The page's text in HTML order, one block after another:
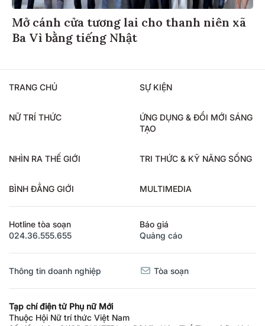
Mở cánh cửa tương lai cho thanh niên xã
Ba Vì bằng tiếng Nhật
TRANG CHỦ SỰ KIỆN
NỮ TRÍ THỨC
ỨNG DỤNG & ĐỔI MỚI SÁNG
TẠO
NHÌN RA THẾ GIỚI TRI THỨC & KỸ NĂNG SỐNG
BÌNH ĐẲNG GIỚI MULTIMEDIA
Hotline tòa soạn
024.36.555.655
Báo giá
Quảng cáo
Thông tin doanh nghiệp Tòa soạn
Tạp chí điện tử Phụ nữ Mới
Thuộc Hội Nữ trí thức Việt Nam